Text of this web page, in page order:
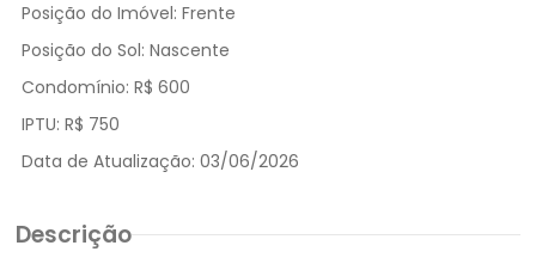
Posição do Imóvel: Frente
Posição do Sol: Nascente
Condomínio: R$ 600
IPTU: R$ 750
Data de Atualização: 03/06/2026
Descrição